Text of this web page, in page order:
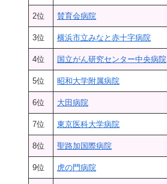
2位 賛育会病院
3位 横浜市立みなと赤十字病院
4位 国立がん研究センター中央病院
5位 昭和大学附属病院
6位 大田病院
7位 東京医科大学病院
8位 聖路加国際病院
9位 虎の門病院